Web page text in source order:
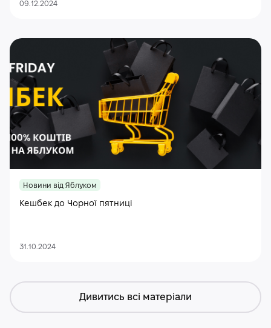
09.12.2024
Новини від Яблуком
Кешбек до Чорної пятниці
31.10.2024
Дивитись всі матеріали